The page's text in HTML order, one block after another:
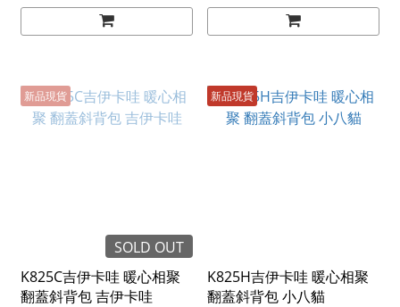
新品現貨
SOLD OUT
K825C吉伊卡哇 暖心相聚
翻蓋斜背包 吉伊卡哇
新品現貨
K825H吉伊卡哇 暖心相聚
翻蓋斜背包 小八貓